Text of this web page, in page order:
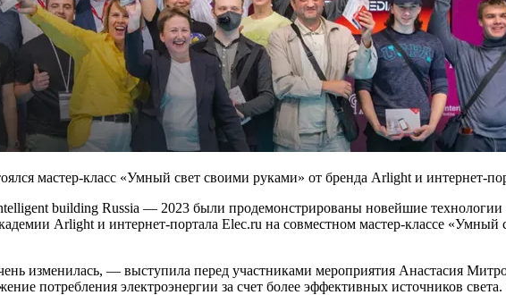
мастер-класс «Умный свет своими руками» от бренда Arlight и интернет-
building Russia — 2023 были продемонстрированы новейшие
Arlight и интернет-портала Elec.ru на совместном мастер-классе
изменилась, — выступила перед участниками мероприятия Анастасия
потребления электроэнергии за счет более эффективных источников